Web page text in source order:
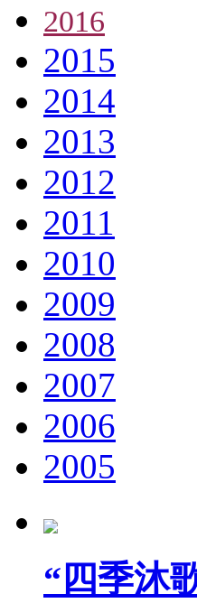
2016
2015
2014
2013
2012
2011
2010
2009
2008
2007
2006
2005
“四季沐